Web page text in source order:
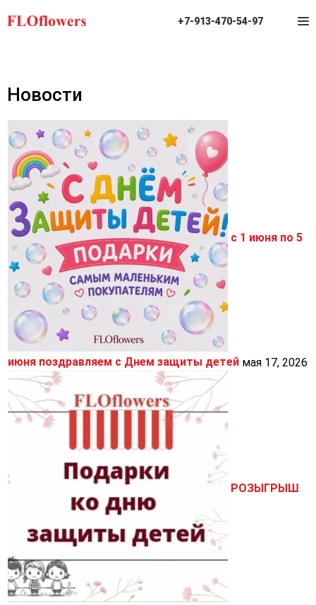
+7-913-470-54-97
Новости
с 1 июня по 5
июня поздравляем с Днем защиты детей мая 17, 2026
РОЗЫГРЫШ